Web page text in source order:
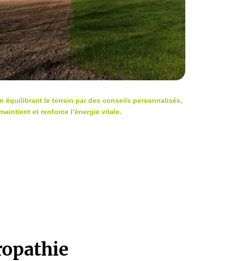
équilibrant le terrain par des conseils personnalisés,
maintient et renforce l’énergie vitale.